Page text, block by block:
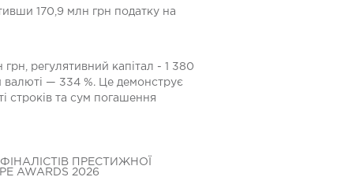
170,9 млн грн податку на
регулятивний капітал - 1 380
валюті — 334 %. Це демонструє
строків та сум погашення
ПРЕСТИЖНОЇ
AWARDS 2026